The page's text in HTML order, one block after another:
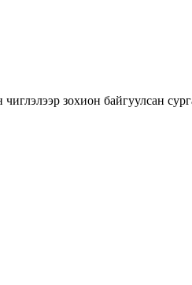
зохион байгуулсан